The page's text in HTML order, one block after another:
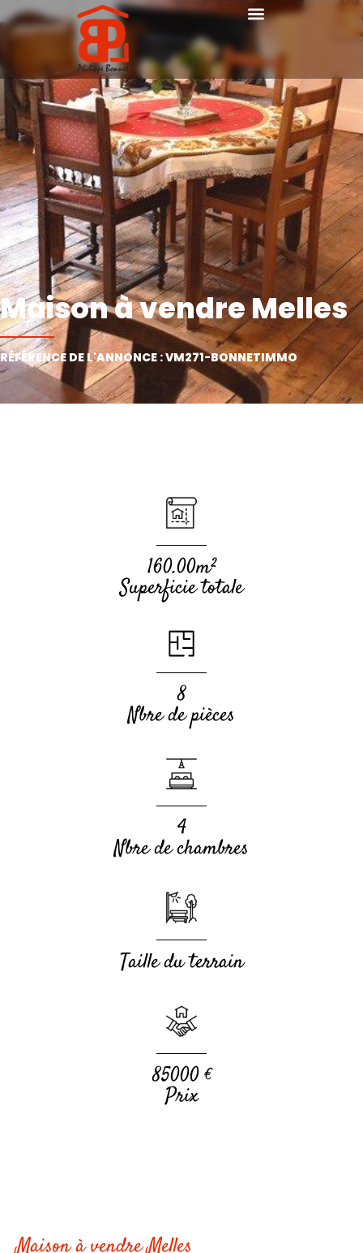
Maison à vendre Melles
RÉFÉRENCE DE L'ANNONCE : VM271-BONNETIMMO
160.00m²
Superficie totale
8
Nbre de pièces
4
Nbre de chambres
Taille du terrain
85000 €
Prix
Maison à vendre Melles